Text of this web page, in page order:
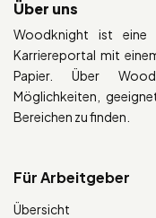
Über uns
Woodknight ist eine
Karriereportal mit
Papier. Über
Möglichkeiten,
Bereichen zu finden.
Für Arbeitgeber
Übersicht